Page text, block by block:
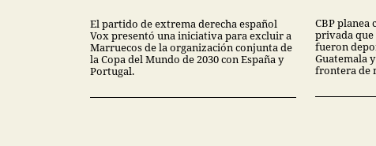
El partido de extrema derecha español
Vox presentó una iniciativa para excluir a
Marruecos de la organización conjunta de
la Copa del Mundo de 2030 con España y
Portugal.
CBP planea
privada que
fueron
Guatemala
frontera de